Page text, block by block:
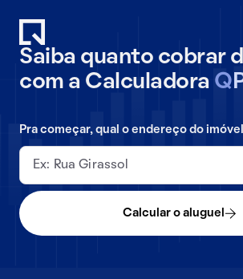
Saiba quanto cobrar
com a Calculadora Q
Pra começar, qual o endereço do
Calcular o aluguel